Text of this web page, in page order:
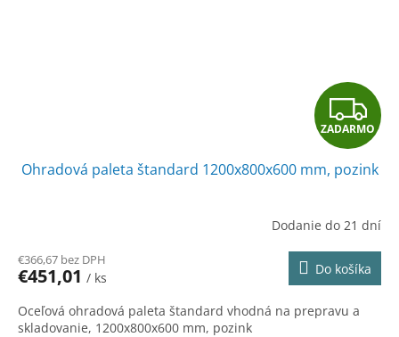
Z
A
D
A
R
M
ZADARMO
Ohradová paleta štandard 1200x800x600 mm, pozink
Dodanie do 21 dní
€366,67 bez DPH
€451,01 / ks
Do košíka
Oceľová ohradová paleta štandard vhodná na prepravu a
skladovanie, 1200x800x600 mm, pozink